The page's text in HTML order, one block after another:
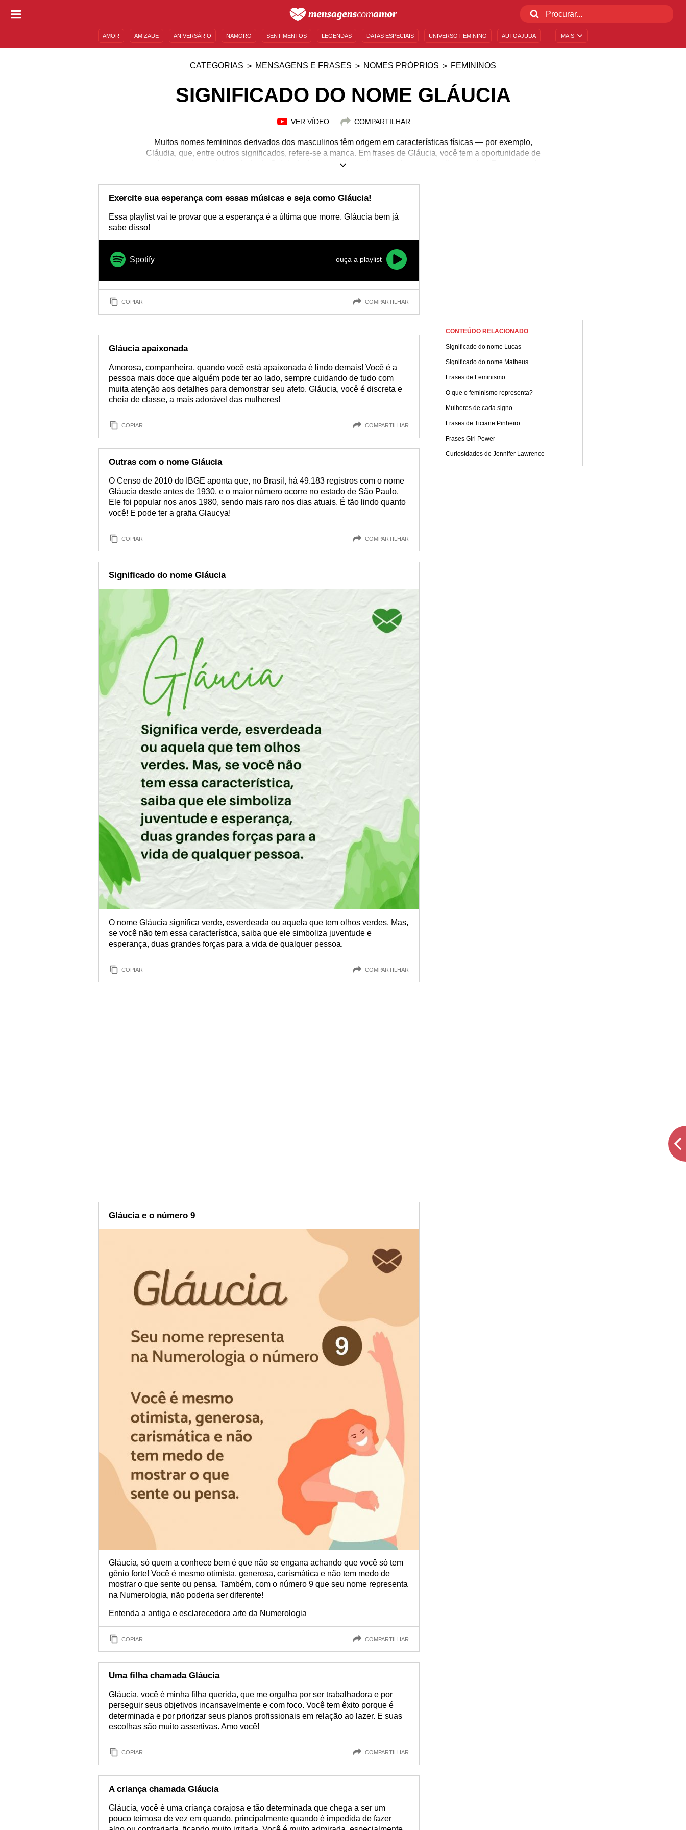
MAIS
AMOR AMIZADE ANIVERSÁRIO NAMORO SENTIMENTOS LEGENDAS DATAS ESPECIAIS UNIVERSO FEMININO AUTOAJUDA
CATEGORIAS MENSAGENS E FRASES NOMES PRÓPRIOS FEMININOS
SIGNIFICADO DO NOME GLÁUCIA
VER VÍDEO COMPARTILHAR
Muitos nomes femininos derivados dos masculinos têm origem em características físicas — por exemplo,
Cláudia, que, entre outros significados, refere-se a manca. Em frases de Gláucia, você tem a oportunidade de
conhecer mais um deles, vindo da Grécia Antiga, para denominar aquela que tem olhos verdes. Entretanto ele
criatividade etc. E, mesmo sendo menos frequente atualmente, ele foi muito popular na década de 1980. Esse
nome lendário, representado por uma das mulheres na tragédia grega Medeia, é um dos mais altivos. Descubra
Exercite sua esperança com essas músicas e seja como Gláucia!
Essa playlist vai te provar que a esperança é a última que morre. Gláucia bem já
sabe disso!
Spotify ouça a playlist
COPIAR COMPARTILHAR
Gláucia apaixonada
Amorosa, companheira, quando você está apaixonada é lindo demais! Você é a
pessoa mais doce que alguém pode ter ao lado, sempre cuidando de tudo com
muita atenção aos detalhes para demonstrar seu afeto. Gláucia, você é discreta e
cheia de classe, a mais adorável das mulheres!
COPIAR COMPARTILHAR
Outras com o nome Gláucia
O Censo de 2010 do IBGE aponta que, no Brasil, há 49.183 registros com o nome
Gláucia desde antes de 1930, e o maior número ocorre no estado de São Paulo.
Ele foi popular nos anos 1980, sendo mais raro nos dias atuais. É tão lindo quanto
você! E pode ter a grafia Glaucya!
COPIAR COMPARTILHAR
Significado do nome Gláucia
O nome Gláucia significa verde, esverdeada ou aquela que tem olhos verdes. Mas,
se você não tem essa característica, saiba que ele simboliza juventude e
esperança, duas grandes forças para a vida de qualquer pessoa.
COPIAR COMPARTILHAR
Gláucia e o número 9
Gláucia, só quem a conhece bem é que não se engana achando que você só tem
gênio forte! Você é mesmo otimista, generosa, carismática e não tem medo de
mostrar o que sente ou pensa. Também, com o número 9 que seu nome representa
na Numerologia, não poderia ser diferente!
Entenda a antiga e esclarecedora arte da Numerologia
COPIAR COMPARTILHAR
Uma filha chamada Gláucia
Gláucia, você é minha filha querida, que me orgulha por ser trabalhadora e por
perseguir seus objetivos incansavelmente e com foco. Você tem êxito porque é
determinada e por priorizar seus planos profissionais em relação ao lazer. E suas
escolhas são muito assertivas. Amo você!
COPIAR COMPARTILHAR
A criança chamada Gláucia
Gláucia, você é uma criança corajosa e tão determinada que chega a ser um
pouco teimosa de vez em quando, principalmente quando é impedida de fazer
CONTEÚDO RELACIONADO
Significado do nome Lucas
Significado do nome Matheus
Frases de Feminismo
O que o feminismo representa?
Mulheres de cada signo
Frases de Ticiane Pinheiro
Frases Girl Power
Curiosidades de Jennifer Lawrence